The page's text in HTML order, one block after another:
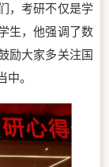
，考研不仅是学
生，他强调了数
励大家多关注国
。